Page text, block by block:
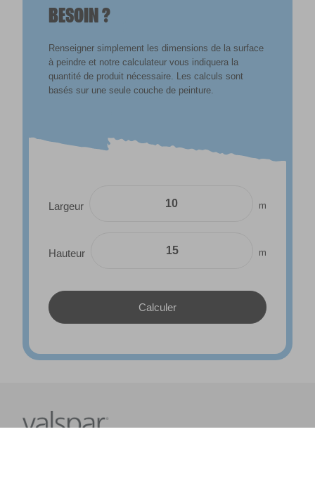
BESOIN ?
Renseigner simplement les dimensions de la surface
à peindre et notre calculateur vous indiquera la
quantité de produit nécessaire. Les calculs sont
basés sur une seule couche de peinture.
Largeur m
Hauteur m